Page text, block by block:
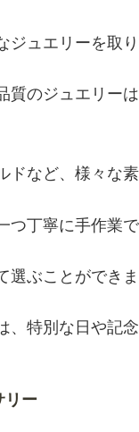
ュエリーを取
質のジュエリー
ドなど、様々な
つ丁寧に手作業
ぶことができま
、特別な日や記
リー